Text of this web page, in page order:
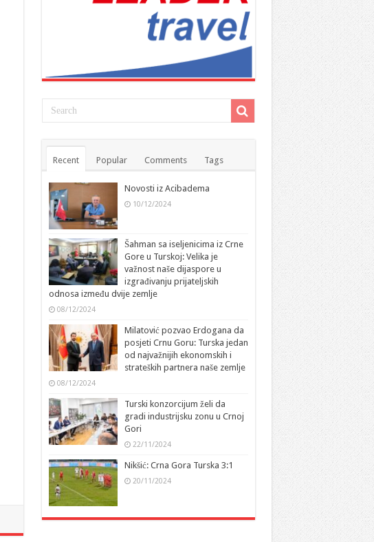
Recent Popular Comments Tags
Novosti iz Acibadema
10/12/2024
Šahman sa iseljenicima iz Crne
Gore u Turskoj: Velika je
važnost naše dijaspore u
izgrađivanju prijateljskih
odnosa između dvije zemlje
08/12/2024
Milatović pozvao Erdogana da
posjeti Crnu Goru: Turska jedan
od najvažnijih ekonomskih i
strateških partnera naše zemlje
08/12/2024
Turski konzorcijum želi da
gradi industrijsku zonu u Crnoj
Gori
22/11/2024
Nikšić: Crna Gora Turska 3:1
20/11/2024